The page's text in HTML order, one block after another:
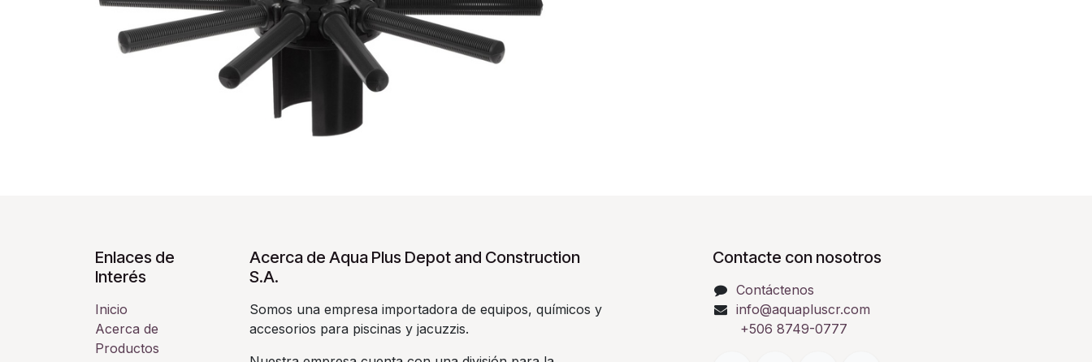
Enlaces de
Interés
Inicio
Acerca de
Productos
Acerca de Aqua Plus Depot and Construction
S.A.
Somos una empresa importadora de equipos, químicos y
accesorios para piscinas y jacuzzis.
Contacte con nosotros
Contáctenos
info@aquapluscr.com
+506 8749-0777